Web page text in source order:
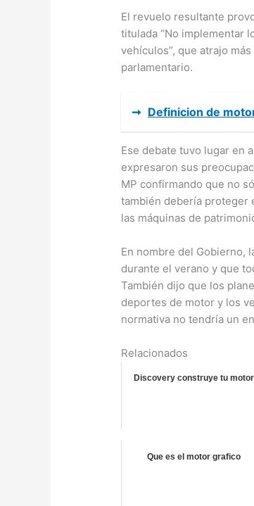
El revuelo resultante
titulada “No implementar
vehículos”, que atrajo
parlamentario.
➞ Definicion de
Ese debate tuvo lugar en
expresaron sus
MP confirmando que no
también debería proteger
las máquinas de
En nombre del Gobierno,
durante el verano y que
También dijo que los
deportes de motor y los
normativa no tendría un
Relacionados
Discovery construye tu motor
Que es el motor grafico